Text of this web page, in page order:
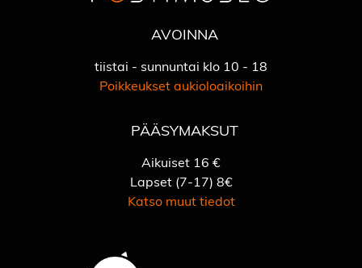
AVOINNA
tiistai - sunnuntai klo 10 - 18
Poikkeukset aukioloaikoihin
PÄÄSYMAKSUT
Aikuiset 16 €
Lapset (7-17) 8€
Katso muut tiedot